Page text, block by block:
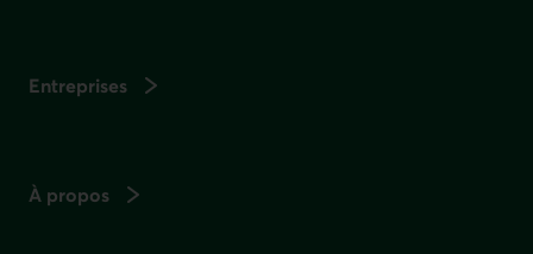
Entreprises
À propos